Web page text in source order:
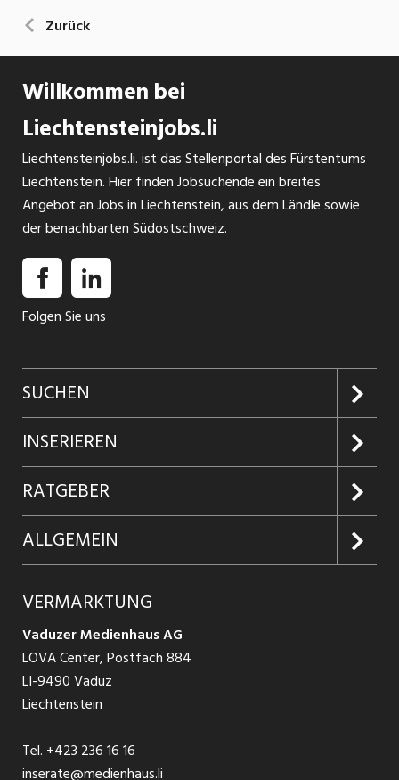
Zurück
Willkommen bei
Liechtensteinjobs.li
Liechtensteinjobs.li. ist das Stellenportal des Fürstentums
Liechtenstein. Hier finden Jobsuchende ein breites
Angebot an Jobs in Liechtenstein, aus dem Ländle sowie
der benachbarten Südostschweiz.
Folgen Sie uns
SUCHEN
Jobs suchen
Jobabo
Firmen entdecken
Jobs in Graubünden
Jobs in St. Gallen
Jobs in Glarus
Jobs in der Südostschweiz
Temporär Jobs
INSERIEREN
Kundenlogin
Inserieren
Produkte
Schnittstelle
RATGEBER
Glossar
Ratgeber Bewerbung / Rekrutierung
ALLGEMEIN
AGB
Datenschutzbestimmungen
Nutzungsbedingungen
Impressum
VERMARKTUNG
Vaduzer Medienhaus AG
LOVA Center, Postfach 884
LI-9490 Vaduz
Liechtenstein
Tel. +423 236 16 16
inserate@medienhaus.li